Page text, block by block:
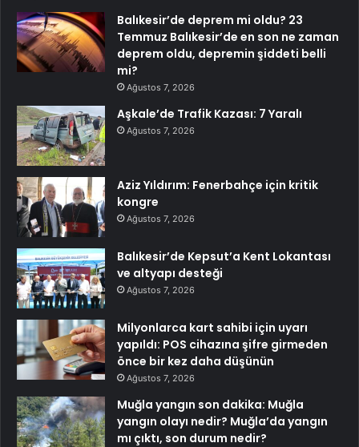
Balıkesir’de deprem mi oldu? 23
Temmuz Balıkesir’de en son ne zaman
deprem oldu, depremin şiddeti belli
mi?
Ağustos 7, 2026
Aşkale’de Trafik Kazası: 7 Yaralı
Ağustos 7, 2026
Aziz Yıldırım: Fenerbahçe için kritik
kongre
Ağustos 7, 2026
Balıkesir’de Kepsut’a Kent Lokantası
ve altyapı desteği
Ağustos 7, 2026
Milyonlarca kart sahibi için uyarı
yapıldı: POS cihazına şifre girmeden
önce bir kez daha düşünün
Ağustos 7, 2026
Muğla yangın son dakika: Muğla
yangın olayı nedir? Muğla’da yangın
mı çıktı, son durum nedir?